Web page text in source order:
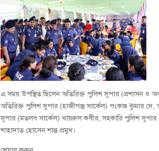
এ সময় উপস্থিত ছিলেন অতিরিক্ত পুলিশ সুপার (প্রশাসন ও
অতিরিক্ত পুলিশ সুপার (হাজীগঞ্জ সার্কেল) পংকজ কুমার
সুপার (মতলব সার্কেল) খায়রুল কবীর, সহকারি পুলিশ সুপার
শাহাদাত হোসেন শান্ত প্রমুখ।